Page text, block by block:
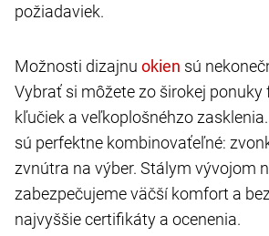
požiadaviek.
Možnosti dizajnu
sú
Vybrať si môžete zo širokej ponuky
kľučiek a veľkoplošnéhzo
sú perfektne kombinovaťeľné:
zvnútra na výber. Stálym vývojom
zabezpečujeme väčší komfort a
najvyššie certifikáty a ocenenia.